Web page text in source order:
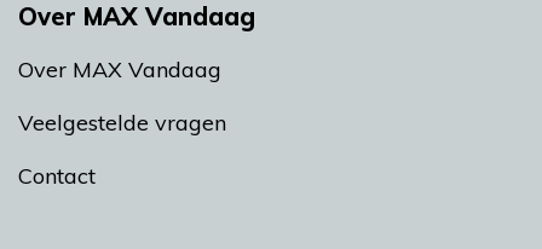
Over MAX Vandaag
Over MAX Vandaag
Veelgestelde vragen
Contact